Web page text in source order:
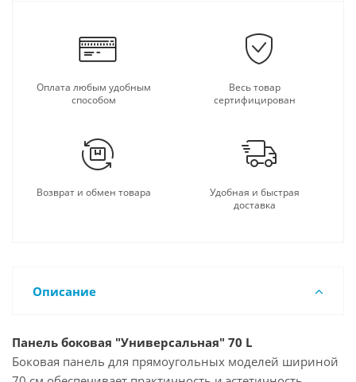
Оплата любым удобным
способом
Весь товар
сертифицирован
Возврат и обмен товара
Удобная и быстрая
доставка
Описание
Панель боковая "Универсальная" 70 L
Боковая панель для прямоугольных моделей шириной